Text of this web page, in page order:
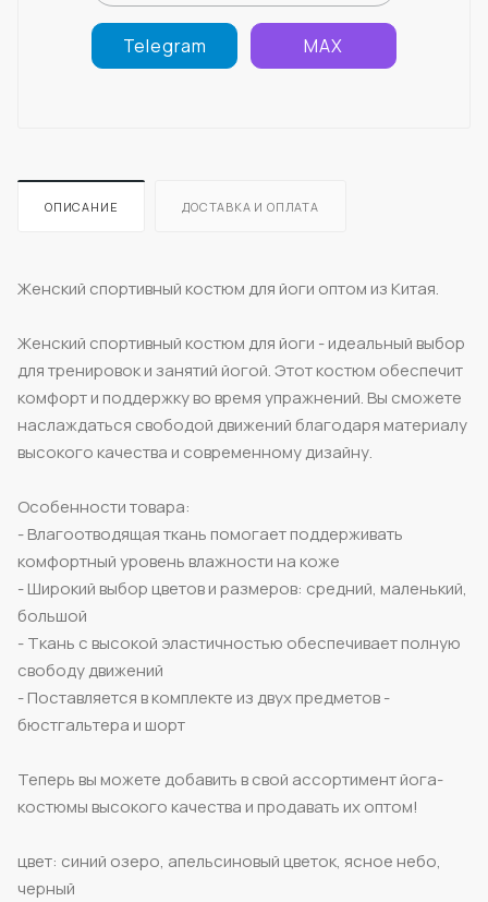
Telegram MAX
ОПИСАНИЕ ДОСТАВКА И ОПЛАТА
Женский спортивный костюм для йоги оптом из Китая.
Женский спортивный костюм для йоги - идеальный выбор
для тренировок и занятий йогой. Этот костюм обеспечит
комфорт и поддержку во время упражнений. Вы сможете
наслаждаться свободой движений благодаря материалу
высокого качества и современному дизайну.
Особенности товара:
- Влагоотводящая ткань помогает поддерживать
комфортный уровень влажности на коже
- Широкий выбор цветов и размеров: средний, маленький,
большой
- Ткань с высокой эластичностью обеспечивает полную
свободу движений
- Поставляется в комплекте из двух предметов -
бюстгальтера и шорт
Теперь вы можете добавить в свой ассортимент йога-
костюмы высокого качества и продавать их оптом!
цвет: синий озеро, апельсиновый цветок, ясное небо,
черный